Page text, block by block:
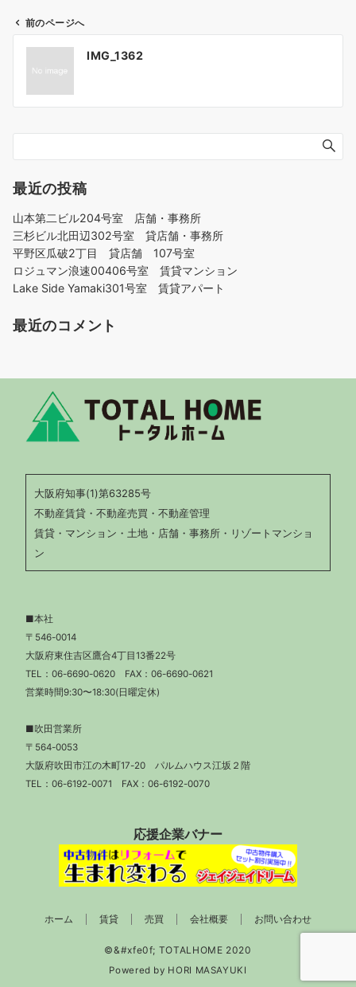
シ
ョ
前のページへ
IMG_1362
最近の投稿
山本第二ビル204号室 店舗・事務所
三杉ビル北田辺302号室 貸店舗・事務所
平野区瓜破2丁目 貸店舗 107号室
ロジュマン浪速00406号室 賃貸マンション
Lake Side Yamaki301号室 賃貸アパート
最近のコメント
大阪府知事(1)第63285号
不動産賃貸・不動産売買・不動産管理
賃貸・マンション・土地・店舗・事務所・リゾートマンショ
ン
■本社
〒546-0014
大阪府東住吉区鷹合4丁目13番22号
TEL： 06-6690-0620 FAX：06-6690-0621
営業時間9:30〜18:30(日曜定休)
■吹田営業所
〒564-0053
大阪府吹田市江の木町17-20 パルムハウス江坂２階
TEL： 06-6192-0071 FAX：06-6192-0070
応援企業バナー
ホーム 賃貸 売買 会社概要 お問い合わせ
Powered by